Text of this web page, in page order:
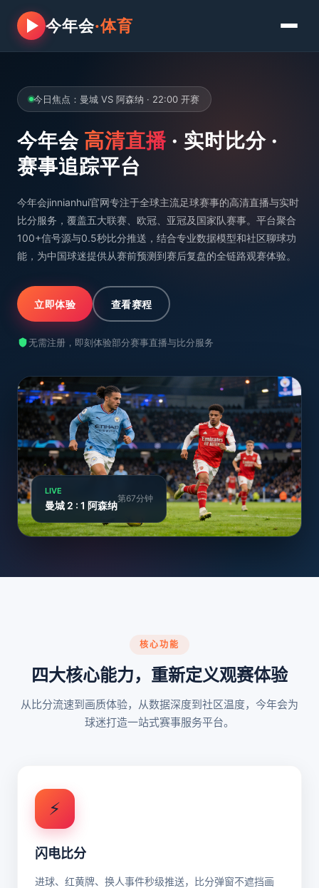
今年会·体育
今日焦点：曼城 VS 阿森纳 · 22:00 开赛
今年会 高清直播 · 实时比分 ·
赛事追踪平台
今年会jinnianhui官网专注于全球主流足球赛事的高清直播与实时
比分服务，覆盖五大联赛、欧冠、亚冠及国家队赛事。平台聚合
100+信号源与0.5秒比分推送，结合专业数据模型和社区聊球功
能，为中国球迷提供从赛前预测到赛后复盘的全链路观赛体验。
立即体验 查看赛程
无需注册，即刻体验部分赛事直播与比分服务
LIVE
曼城 2 : 1 阿森纳
第67分钟
核心功能
四大核心能力，重新定义观赛体验
从比分流速到画质体验，从数据深度到社区温度，今年会为
球迷打造一站式赛事服务平台。
⚡
闪电比分
进球、红黄牌、换人事件秒级推送，比分弹窗不遮挡画